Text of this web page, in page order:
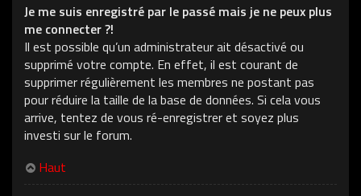
Je me suis enregistré par le passé mais je ne peux plus
me connecter ?!
Il est possible qu’un administrateur ait désactivé ou
supprimé votre compte. En effet, il est courant de
supprimer régulièrement les membres ne postant pas
pour réduire la taille de la base de données. Si cela vous
arrive, tentez de vous ré-enregistrer et soyez plus
investi sur le forum.
Haut